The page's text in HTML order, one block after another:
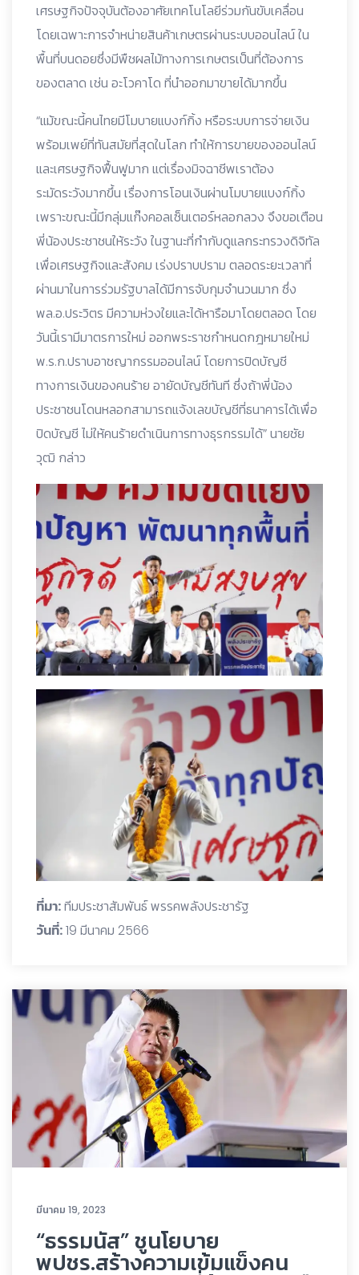
เศรษฐกิจปัจจุบันต้องอาศัยเทคโนโลยีร่วมกันขับเคลื่อน
โดยเฉพาะการจำหน่ายสินค้าเกษตรผ่านระบบออนไลน์ ใน
พื้นที่บนดอยซึ่งมีพืชผลไม้ทางการเกษตรเป็นที่ต้องการ
ของตลาด เช่น อะโวคาโด ที่นำออกมาขายได้มากขึ้น
“แม้ขณะนี้คนไทยมีโมบายแบงก์กิ้ง หรือระบบการจ่ายเงิน
พร้อมเพย์ที่ทันสมัยที่สุดในโลก ทำให้การขายของออนไลน์
และเศรษฐกิจฟื้นฟูมาก แต่เรื่องมิจฉาชีพเราต้อง
ระมัดระวังมากขึ้น เรื่องการโอนเงินผ่านโมบายแบงก์กิ้ง
เพราะขณะนี้มีกลุ่มแก๊งคอลเซ็นเตอร์หลอกลวง จึงขอเตือน
พี่น้องประชาชนให้ระวัง ในฐานะที่กำกับดูแลกระทรวงดิจิทัล
เพื่อเศรษฐกิจและสังคม เร่งปราบปราม ตลอดระยะเวลาที่
ผ่านมาในการร่วมรัฐบาลได้มีการจับกุมจำนวนมาก ซึ่ง
พล.อ.ประวิตร มีความห่วงใยและได้หารือมาโดยตลอด โดย
วันนี้เรามีมาตรการใหม่ ออกพระราชกำหนดกฎหมายใหม่
พ.ร.ก.ปราบอาชญากรรมออนไลน์ โดยการปิดบัญชี
ทางการเงินของคนร้าย อายัดบัญชีทันที ซึ่งถ้าพี่น้อง
ประชาชนโดนหลอกสามารถแจ้งเลขบัญชีที่ธนาคารได้เพื่อ
ปิดบัญชี ไม่ให้คนร้ายดำเนินการทางธุรกรรมได้” นายชัย
วุฒิ กล่าว
ที่มา:ทีมประชาสัมพันธ์ พรรคพลังประชารัฐ
วันที่:19 มีนาคม 2566
มีนาคม 19, 2023
“ธรรมนัส” ชูนโยบาย
พปชร.สร้างความเข้มแข็งคน